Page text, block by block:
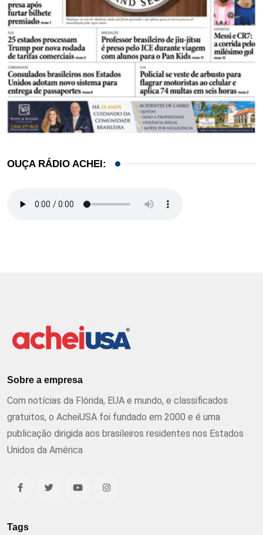
OUÇA RÁDIO ACHEI:
Sobre a empresa
Com notícias da Flórida, EUA e mundo, e classificados
gratuitos, o AcheiUSA foi fundado em 2000 e é uma
publicação dirigida aos brasileiros residentes nos Estados
Unidos da América
Tags